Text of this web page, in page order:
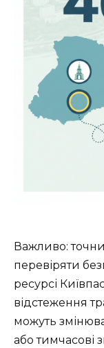
Важливо:
перевіряти
ресурсі
відстеження
можуть
або тимчасові